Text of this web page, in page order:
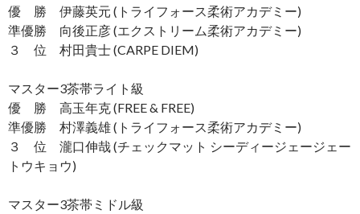
優 勝 伊藤英元 (トライフォース柔術アカデミー)
準優勝 向後正彦 (エクストリーム柔術アカデミー)
３ 位 村田貴士 (CARPE DIEM)
マスター3茶帯ライト級
優 勝 高玉年克 (FREE & FREE)
準優勝 村澤義雄 (トライフォース柔術アカデミー)
３ 位 瀧口伸哉 (チェックマット シーディージェージェー
トウキョウ)
マスター3茶帯ミドル級